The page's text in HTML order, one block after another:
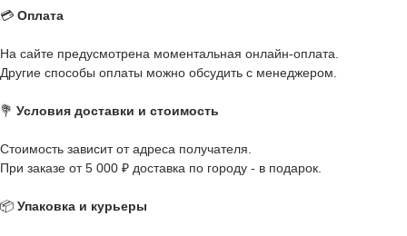
💳 Оплата
На сайте предусмотрена моментальная онлайн-оплата.
Другие способы оплаты можно обсудить с менеджером.
💐 Условия доставки и стоимость
Стоимость зависит от адреса получателя.
При заказе от 5 000 ₽ доставка по городу - в подарок.
📦 Упаковка и курьеры